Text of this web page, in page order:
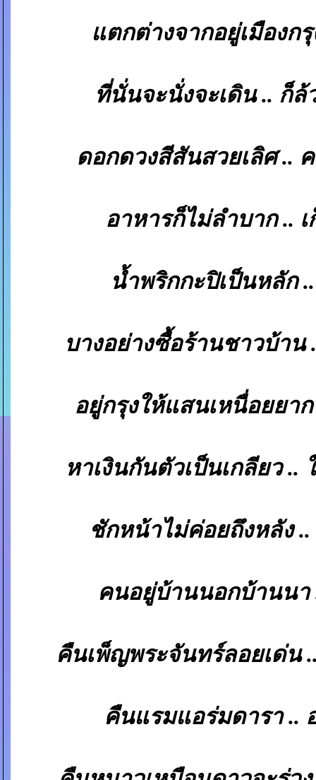
ตกต่างจากอยู่เมืองกรุ
ที่นั่นจะนั่งจะเดิน .. ก็
ดอกดวงสีสันสวยเลิศ ..
อาหารก็ไม่ลำบาก ..
น้ำพริกกะปิเป็นหลัก
บางอย่างซื้อร้านชาวบ้าน
อยู่กรุงให้แสนเหนื่อยยา
หาเงินกันตัวเป็นเกลียว
ชักหน้าไม่ค่อยถึงหลัง
คนอยู่บ้านนอกบ้านน
คืนเพ็ญพระจันทร์ลอยเด่
คืนแรมแอร่มดารา ..